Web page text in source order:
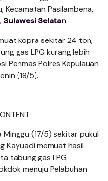
Kecamatan Pasilambena,
Sulawesi Selatan.
kopra sekitar 24 ton,
gas LPG kurang lebih
Penmas Polres Kepulauan
(18/5).
(17/5) sekitar pukul
Kayuadi memuat hasil
tabung gas LPG
menuju Pelabuhan